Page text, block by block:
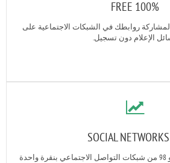
100% FREE
لمشاركة روابطك في الشبكات الاجتماعية على
الإعلام دون تسجيل.
شارك روابطك مع Google و 98 من شبكات التواصل الاجتماعي بنقرة واحدة